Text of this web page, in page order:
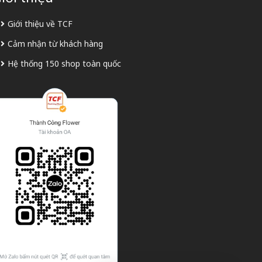
Giới thiệu về TCF
Cảm nhận từ khách hàng
Hệ thống 150 shop toàn quốc